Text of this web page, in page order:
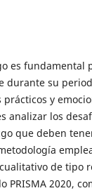
es fundamental
durante su
y
analizar los
que deben
de tipo
PRISMA 2020,